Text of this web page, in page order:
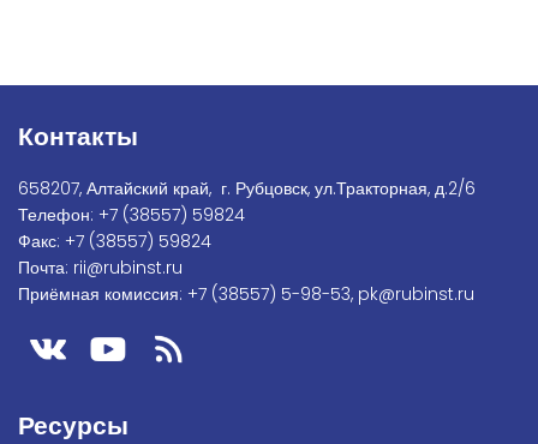
Контакты
658207, Алтайский край, г. Рубцовск, ул.Тракторная, д.2/6
Телефон: +7 (38557) 59824
Факс: +7 (38557) 59824
Почта: rii@rubinst.ru
Приёмная комиссия: +7 (38557) 5-98-53, pk@rubinst.ru
Ресурсы